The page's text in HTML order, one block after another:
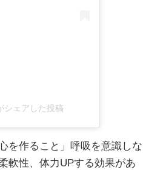
シェアした投稿
を作ること」呼吸を意識しな
軟性、体力UPする効果があ